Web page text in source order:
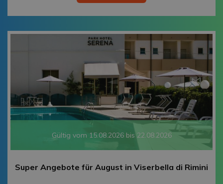
Gültig vom 15.08.2026 bis 22.08.2026
Super Angebote für August in Viserbella di Rimini